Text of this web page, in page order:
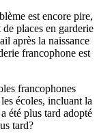
est encore pire,
places en garderie
après la naissance
francophone est
francophones
écoles, incluant la
été plus tard adopté
tard?